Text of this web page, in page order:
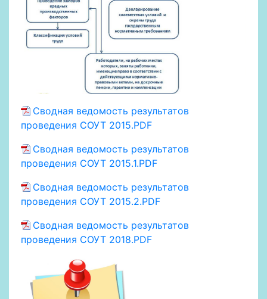
Сводная ведомость результатов
проведения СОУТ 2015.PDF
Сводная ведомость результатов
проведения СОУТ 2015.1.PDF
Сводная ведомость результатов
проведения СОУТ 2015.2.PDF
Сводная ведомость результатов
проведения СОУТ 2018.PDF